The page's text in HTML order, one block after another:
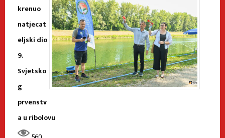
krenuo
natjecat
eljski dio
9.
Svjetsko
g
prvenstv
a u ribolovu